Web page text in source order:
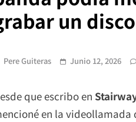
un
Pere Guiteras Junio 12, 2026
que escribo en
en la videollamada